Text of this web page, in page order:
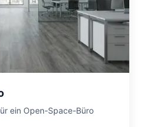
ein Open-Space-Büro